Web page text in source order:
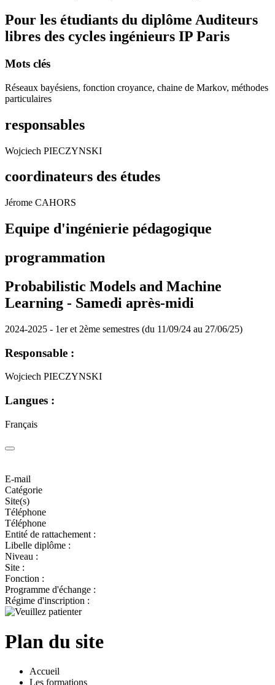
Pour les étudiants du diplôme Auditeurs
libres des cycles ingénieurs IP Paris
Mots clés
Réseaux bayésiens, fonction croyance, chaine de Markov, méthodes
particulaires
responsables
Wojciech PIECZYNSKI
coordinateurs des études
Jérome CAHORS
Equipe d'ingénierie pédagogique
programmation
Probabilistic Models and Machine
Learning - Samedi après-midi
2024-2025 - 1er et 2ème semestres (du 11/09/24 au 27/06/25)
Responsable :
Wojciech PIECZYNSKI
Langues :
Français
E-mail
Catégorie
Site(s)
Téléphone
Téléphone
Entité de rattachement :
Libelle diplôme :
Niveau :
Site :
Fonction :
Programme d'échange :
Régime d'inscription :
Plan du site
Accueil
Les formations